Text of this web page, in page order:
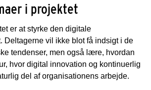
i projektet
er at styrke den digitale
Deltagerne vil ikke blot få indsigt i de
tendenser, men også lære, hvordan
hvor digital innovation og kontinuerlig
del af organisationens arbejde.